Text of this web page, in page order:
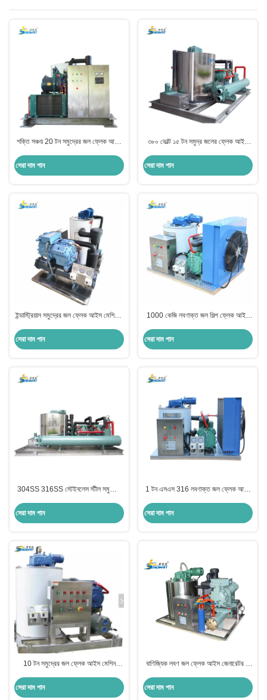
শক্তি সঞ্চয় 20 টন সমুদ্রের জল ফ্লেক আইস
সেরা দাম পান
৩৮০ ভোল্ট ১৫ টন সমুদ্র জলের ফ্লেক আইস
সেরা দাম পান
ইন্ডাস্ট্রিয়াল সমুদ্রের জল ফ্লেক আইস মেশিন 3
সেরা দাম পান
1000 কেজি লবণাক্ত জল শিল্প ফ্লেক আইস
সেরা দাম পান
304SS 316SS স্টেইনলেস স্টীল সমুদ্রের
সেরা দাম পান
1 টন এসএস 316 লবণাক্ত জল ফ্লেক আইস
সেরা দাম পান
10 টন সমুদ্রের জল ফ্লেক আইস মেশিন
সেরা দাম পান
বাণিজ্যিক লবণ জল ফ্লেক আইস জেনারেটর 2
সেরা দাম পান